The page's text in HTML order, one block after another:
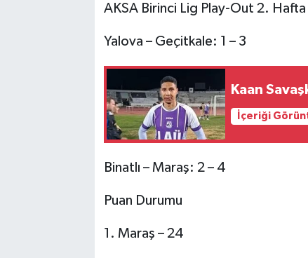
AKSA Birinci Lig Play-Out 2. Hafta
Yalova – Geçitkale: 1 – 3
Kaan
İçeriği
Binatlı – Maraş: 2 – 4
Puan Durumu
1. Maraş – 24